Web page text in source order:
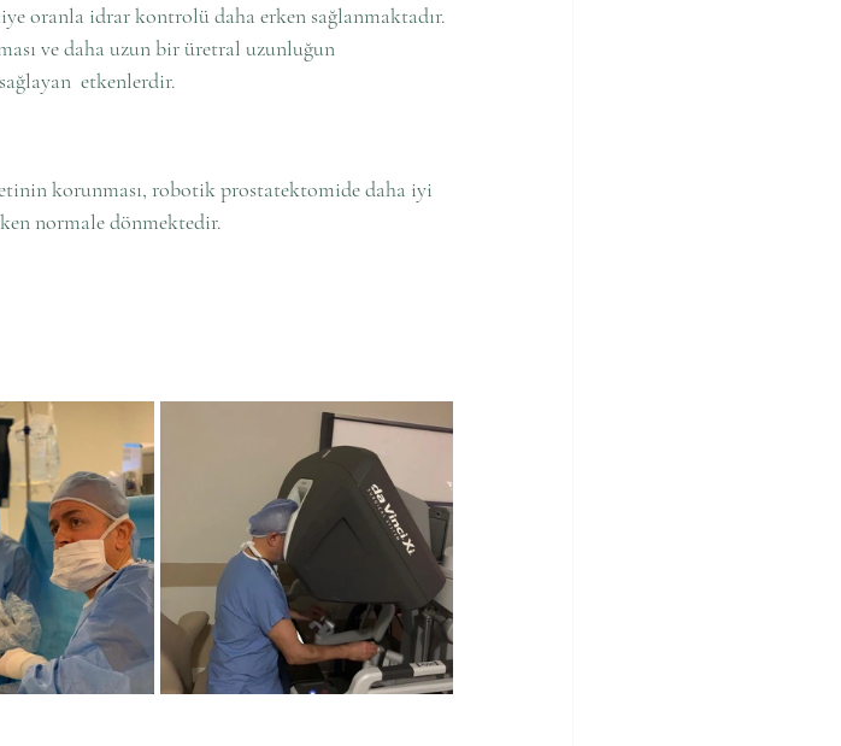
oranla idrar kontrolü daha erken sağlanmaktadır.
ve daha uzun bir üretral uzunluğun
etkenlerdir.
korunması, robotik prostatektomide daha iyi
normale dönmektedir.